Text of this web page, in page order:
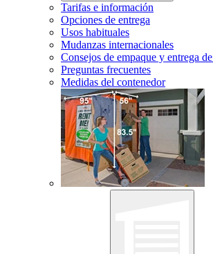
Tarifas e información
Opciones de entrega
Usos habituales
Mudanzas internacionales
Consejos de empaque y entrega de
Preguntas frecuentes
Medidas del contenedor